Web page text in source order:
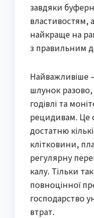
завдяки
властивостям,
найкраще на
з правильним
Найважливіше
шлунок
годівлі та
рецидивам. Це
достатню
клітковини,
регулярну
калу. Тільки
повноцінної
господарство
втрат.